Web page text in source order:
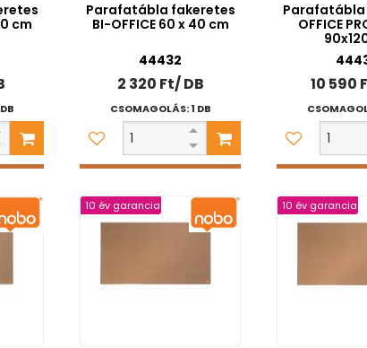
cm
Parafatábla fakeretes
BI-OFFICE 60 x 40 cm
44432
2 320 Ft/ DB
CSOMAGOLÁS: 1 DB
OFFICE
10 590
10 év garancia 10 év garancia